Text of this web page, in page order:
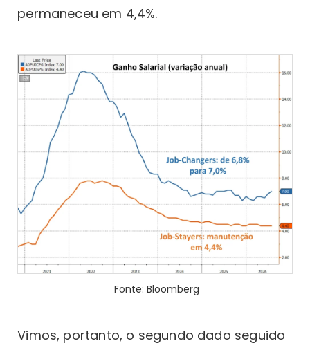
permaneceu em 4,4%.
Fonte: Bloomberg
Vimos, portanto, o segundo dado seguido